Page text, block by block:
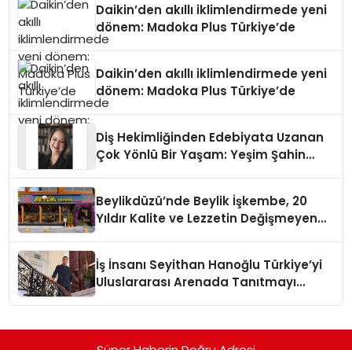
Daikin’den akıllı iklimlendirmede yeni
dönem: Madoka Plus Türkiye’de
Daikin’den akıllı iklimlendirmede yeni
dönem: Madoka Plus Türkiye’de
Diş Hekimliğinden Edebiyata Uzanan
Çok Yönlü Bir Yaşam: Yeşim Şahin
Beylikdüzü’nde Beylik İşkembe, 20
Yıldır Kalite ve Lezzetin Değişmeyen
İş İnsanı Seyithan Hanoğlu Türkiye’yi
Uluslararası Arenada Tanıtmayı